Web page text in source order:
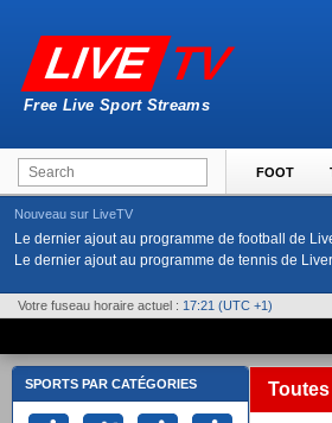
LIVE TV
Free Live Sport Streams
FOOT
Nouveau sur LiveTV
Le dernier ajout au programme de football de
Le dernier ajout au programme de tennis de
Votre fuseau horaire actuel : 17:21 (UTC +1)
SPORTS PAR CATÉGORIES